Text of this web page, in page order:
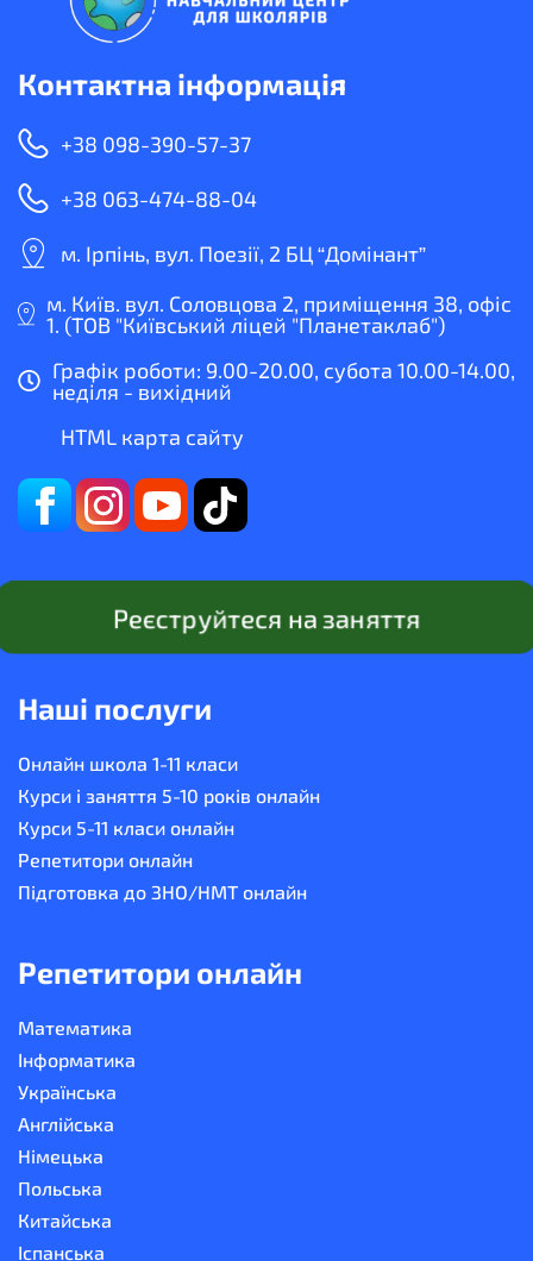
Контактна інформація
+38 098-390-57-37
+38 063-474-88-04
м. Ірпінь, вул. Поезії, 2 БЦ “Домінант”
м. Київ. вул. Соловцова 2, приміщення 38, офіс
1. (ТОВ "Київський ліцей "Планетаклаб")
Графік роботи: 9.00-20.00, субота 10.00-14.00,
неділя - вихідний
HTML карта сайту
Реєструйтеся на заняття
Наші послуги
Онлайн школа 1-11 класи
Курси і заняття 5-10 років онлайн
Курси 5-11 класи онлайн
Репетитори онлайн
Підготовка до ЗНО/НМТ онлайн
Репетитори онлайн
Математика
Інформатика
Українська
Англійська
Німецька
Польська
Китайська
Іспанська